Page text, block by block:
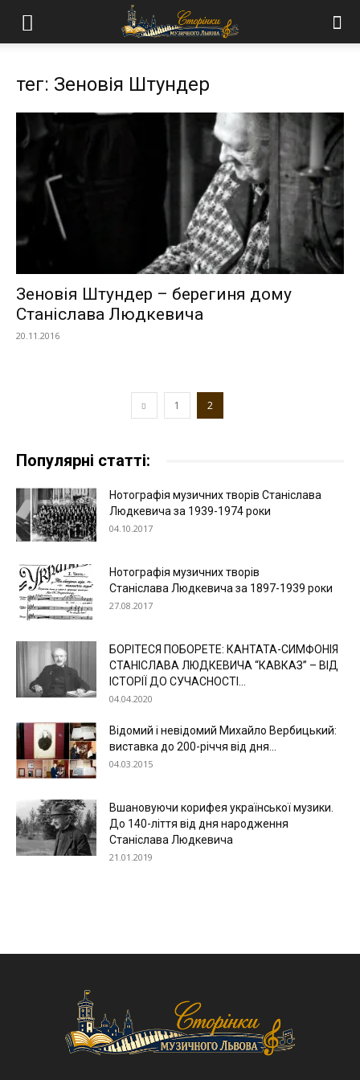
тег: Зеновія Штундер
Зеновія Штундер – берегиня дому
Станіслава Людкевича
20.11.2016
1 2
Популярні статті:
Нотографія музичних творів Станіслава
Людкевича за 1939-1974 роки
04.10.2017
Нотографія музичних творів
Станіслава Людкевича за 1897-1939 роки
27.08.2017
БОРІТЕСЯ ПОБОРЕТЕ: КАНТАТА-СИМФОНІЯ
СТАНІСЛАВА ЛЮДКЕВИЧА “КАВКАЗ” – ВІД
ІСТОРІЇ ДО СУЧАСНОСТІ...
04.04.2020
Відомий і невідомий Михайло Вербицький:
виставка до 200-річчя від дня...
04.03.2015
Вшановуючи корифея української музики.
До 140-ліття від дня народження
Станіслава Людкевича
21.01.2019